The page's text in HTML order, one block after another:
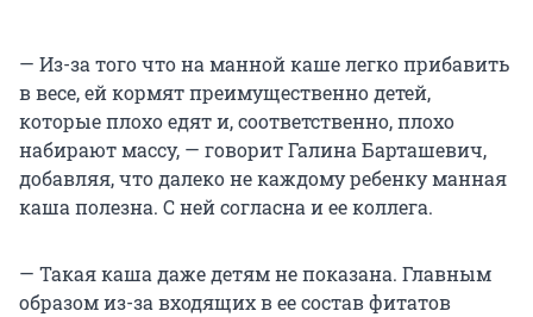
— Из-за того что на манной каше легко прибавить
в весе, ей кормят преимущественно детей,
которые плохо едят и, соответственно, плохо
набирают массу, — говорит Галина Барташевич,
добавляя, что далеко не каждому ребенку манная
каша полезна. С ней согласна и ее коллега.
— Такая каша даже детям не показана. Главным
образом из-за входящих в ее состав фитатов